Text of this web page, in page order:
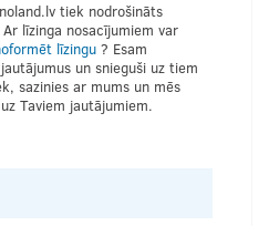
tiek nodrošināts
līzinga nosacījumiem var
līzingu ? Esam
un snieguši uz tiem
sazinies ar mums un mēs
Taviem jautājumiem.